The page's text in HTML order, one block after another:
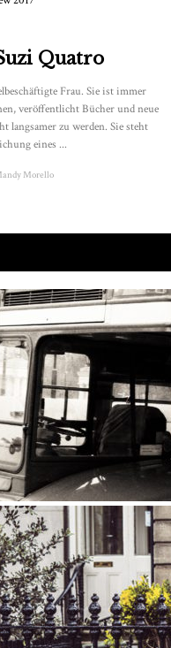
Quatro
Frau. Sie ist immer
veröffentlicht Bücher und neue
langsamer zu werden. Sie steht
eines ...
Morello